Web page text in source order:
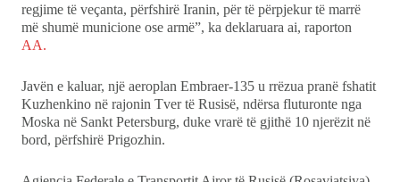
regjime të veçanta, përfshirë Iranin, për të përpjekur të marrë
më shumë municione ose armë”, ka deklaruara ai, raporton
AA.
Javën e kaluar, një aeroplan Embraer-135 u rrëzua pranë fshatit
Kuzhenkino në rajonin Tver të Rusisë, ndërsa fluturonte nga
Moska në Sankt Petersburg, duke vrarë të gjithë 10 njerëzit në
bord, përfshirë Prigozhin.